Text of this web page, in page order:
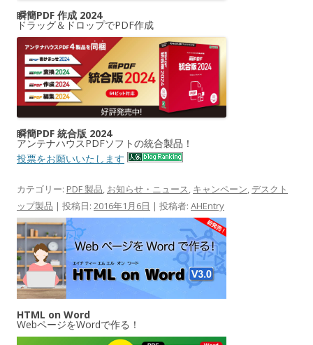
瞬簡PDF 作成 2024
ドラッグ＆ドロップでPDF作成
瞬簡PDF 統合版 2024
アンテナハウスPDFソフトの統合製品！
投票をお願いいたします
カテゴリー: PDF 製品, お知らせ・ニュース, キャンペーン, デスクト
ップ製品 | 投稿日: 2016年1月6日 | 投稿者: AHEntry
HTML on Word
WebページをWordで作る！